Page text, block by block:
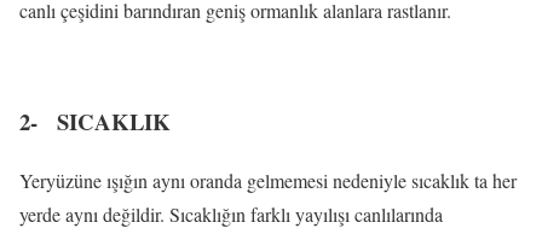
canlı çeşidini barındıran geniş ormanlık alanlara rastlanır.
2- SICAKLIK
Yeryüzüne ışığın aynı oranda gelmemesi nedeniyle sıcaklık ta her
yerde aynı değildir. Sıcaklığın farklı yayılışı canlılarında